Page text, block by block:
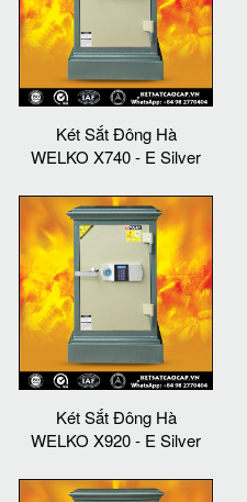
Két Sắt Đông Hà
WELKO X740 - E Silver
Két Sắt Đông Hà
WELKO X920 - E Silver